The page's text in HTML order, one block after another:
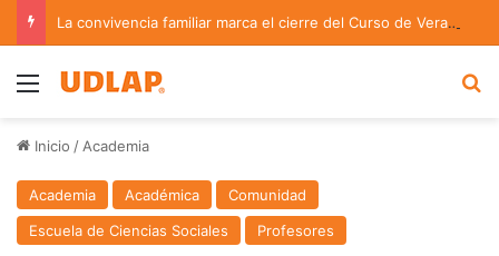
La convivencia familiar marca el cierre del Curso de Verano de Escuelas Aztecas
Menu
Inicio / Academia
Academia Académica
Comunidad
Escuela de Ciencias Sociales
Profesores